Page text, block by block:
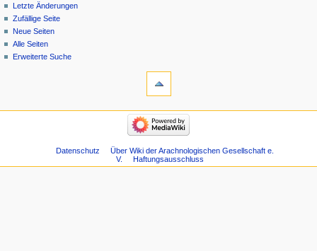
Letzte Änderungen
Zufällige Seite
Neue Seiten
Alle Seiten
Erweiterte Suche
Datenschutz
Über Wiki der Arachnologischen Gesellschaft e.
V.
Haftungsausschluss